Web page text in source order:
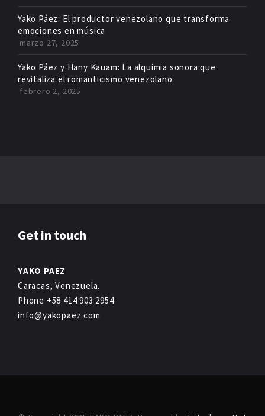
Yako Páez: El productor venezolano que transforma
emociones en música
marzo 27, 2025
Yako Páez y Hany Kauam: La alquimia sonora que
revitaliza el romanticismo venezolano
febrero 2, 2025
Get in touch
YAKO PAEZ
Caracas, Venezuela.
Phone +58 414 903 2954
info@yakopaez.com